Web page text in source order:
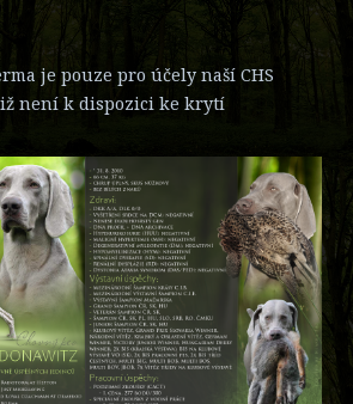
je pouze pro účely naší CHS
není k dispozici ke krytí